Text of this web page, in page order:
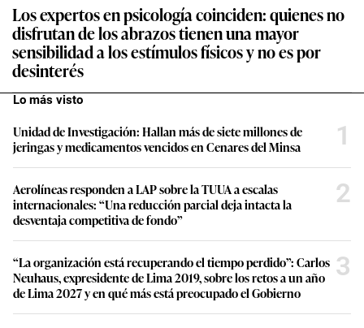
Los expertos en psicología coinciden: quienes no
disfrutan de los abrazos tienen una mayor
sensibilidad a los estímulos físicos y no es por
desinterés
Lo más visto
Unidad de Investigación: Hallan más de siete millones de
jeringas y medicamentos vencidos en Cenares del Minsa
1
Aerolíneas responden a LAP sobre la TUUA a escalas
internacionales: “Una reducción parcial deja intacta la
desventaja competitiva de fondo”
2
“La organización está recuperando el tiempo perdido”: Carlos
Neuhaus, expresidente de Lima 2019, sobre los retos a un año
de Lima 2027 y en qué más está preocupado el Gobierno
3